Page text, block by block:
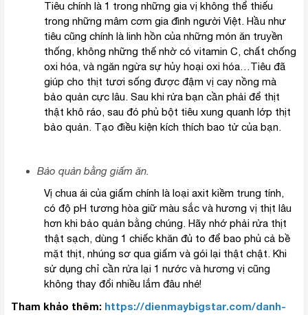
Tiêu chính là 1 trong những gia vị không thể thiếu
trong những mâm cơm gia đình người Việt. Hầu như
tiêu cũng chính là linh hồn của những món ăn truyền
thống, không những thế nhờ có vitamin C, chất chống
oxi hóa, và ngăn ngừa sự hủy hoại oxi hóa…Tiêu đã
giúp cho thịt tươi sống được đậm vị cay nồng mà
bảo quản cực lâu. Sau khi rửa bạn cần phải để thịt
thật khô ráo, sau đó phủ bột tiêu xung quanh lớp thịt
bảo quản. Tạo điều kiện kích thích bao tử của bạn.
Bảo quản bằng giấm ăn.
Vị chua ái của giấm chính là loại axit kiềm trung tính,
có độ pH tương hòa giữ màu sắc và hương vị thịt lâu
hơn khi bảo quản bằng chúng. Hãy nhớ phải rửa thịt
thật sạch, dùng 1 chiếc khăn đủ to để bao phủ cả bề
mặt thịt, nhúng sơ qua giấm và gói lại thật chật. Khi
sử dụng chỉ cần rửa lại 1 nước và hương vị cũng
không thay đổi nhiều lắm đâu nhé!
Tham khảo thêm: https://dienmaybigstar.com/danh-